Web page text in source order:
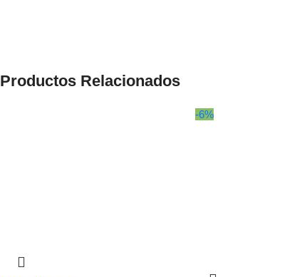
Productos Relacionados
-6%